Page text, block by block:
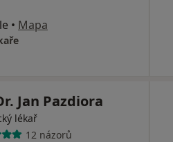
• Mapa
Jan Pazdiora
lékař
12 názorů